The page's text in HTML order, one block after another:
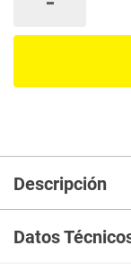
Descripción
Datos